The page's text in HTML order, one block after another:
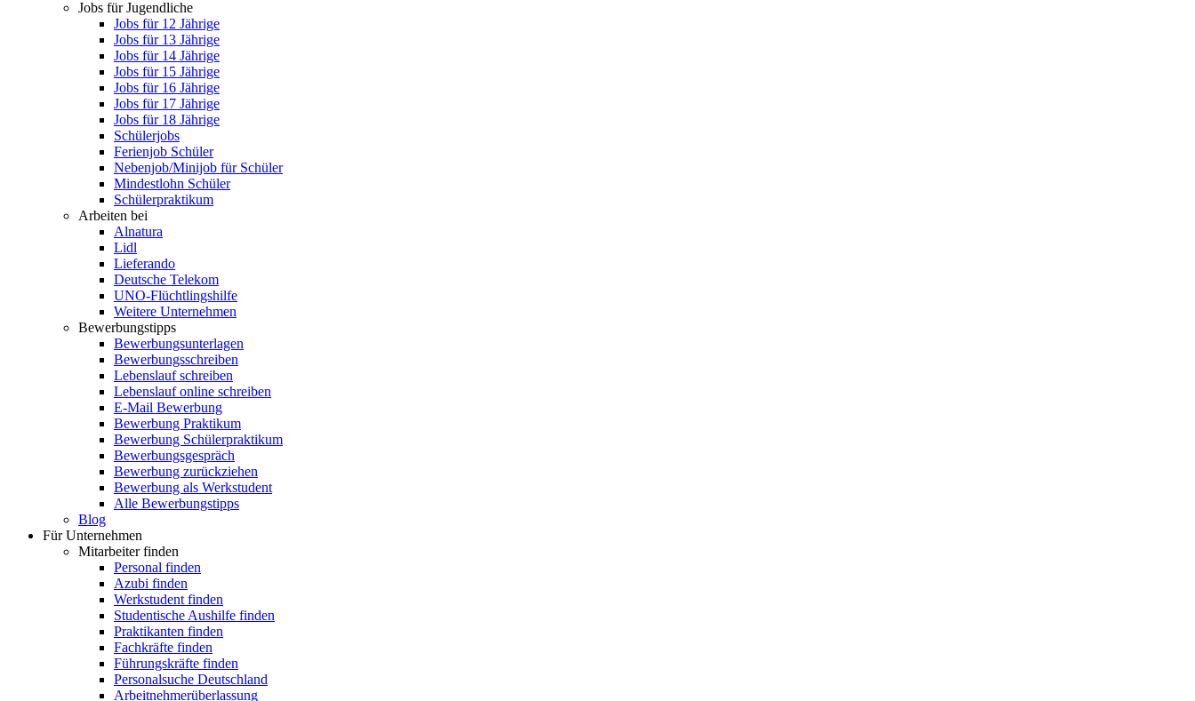
Jobs für Jugendliche
Jobs für 12 Jährige
Jobs für 13 Jährige
Jobs für 14 Jährige
Jobs für 15 Jährige
Jobs für 16 Jährige
Jobs für 17 Jährige
Jobs für 18 Jährige
Schülerjobs
Ferienjob Schüler
Nebenjob/Minijob für Schüler
Mindestlohn Schüler
Schülerpraktikum
Arbeiten bei
Alnatura
Lidl
Lieferando
Deutsche Telekom
UNO-Flüchtlingshilfe
Weitere Unternehmen
Bewerbungstipps
Bewerbungsunterlagen
Bewerbungsschreiben
Lebenslauf schreiben
Lebenslauf online schreiben
E-Mail Bewerbung
Bewerbung Praktikum
Bewerbung Schülerpraktikum
Bewerbungsgespräch
Bewerbung zurückziehen
Bewerbung als Werkstudent
Alle Bewerbungstipps
Blog
Für Unternehmen
Mitarbeiter finden
Personal finden
Azubi finden
Werkstudent finden
Studentische Aushilfe finden
Praktikanten finden
Fachkräfte finden
Führungskräfte finden
Personalsuche Deutschland
Arbeitnehmerüberlassung